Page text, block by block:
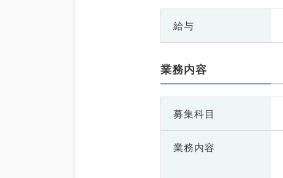
給与
業務内容
募集科目
業務内容